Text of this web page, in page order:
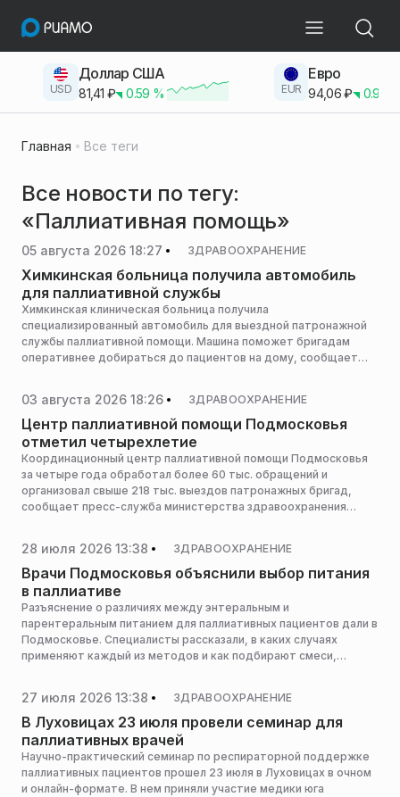
USD
Доллар США
81,41 ₽ 0.59 % EUR
Евро
94,06₽ 0.93
Главная Все теги
Все новости по тегу:
«Паллиативная помощь»
05 августа 2026 18:27 ЗДРАВООХРАНЕНИЕ
Химкинская больница получила автомобиль
для паллиативной службы
Химкинская клиническая больница получила
специализированный автомобиль для выездной патронажной
службы паллиативной помощи. Машина поможет бригадам
оперативнее добираться до пациентов на дому, сообщает
03 августа 2026 18:26 ЗДРАВООХРАНЕНИЕ
Центр паллиативной помощи Подмосковья
отметил четырехлетие
Координационный центр паллиативной помощи Подмосковья
за четыре года обработал более 60 тыс. обращений и
организовал свыше 218 тыс. выездов патронажных бригад,
сообщает пресс-служба министерства здравоохранения
28 июля 2026 13:38 ЗДРАВООХРАНЕНИЕ
Врачи Подмосковья объяснили выбор питания
в паллиативе
Разъяснение о различиях между энтеральным и
парентеральным питанием для паллиативных пациентов дали в
Подмосковье. Специалисты рассказали, в каких случаях
применяют каждый из методов и как подбирают смеси,
27 июля 2026 13:38 ЗДРАВООХРАНЕНИЕ
В Луховицах 23 июля провели семинар для
паллиативных врачей
Научно-практический семинар по респираторной поддержке
паллиативных пациентов прошел 23 июля в Луховицах в очном
и онлайн-формате. В нем приняли участие медики юга